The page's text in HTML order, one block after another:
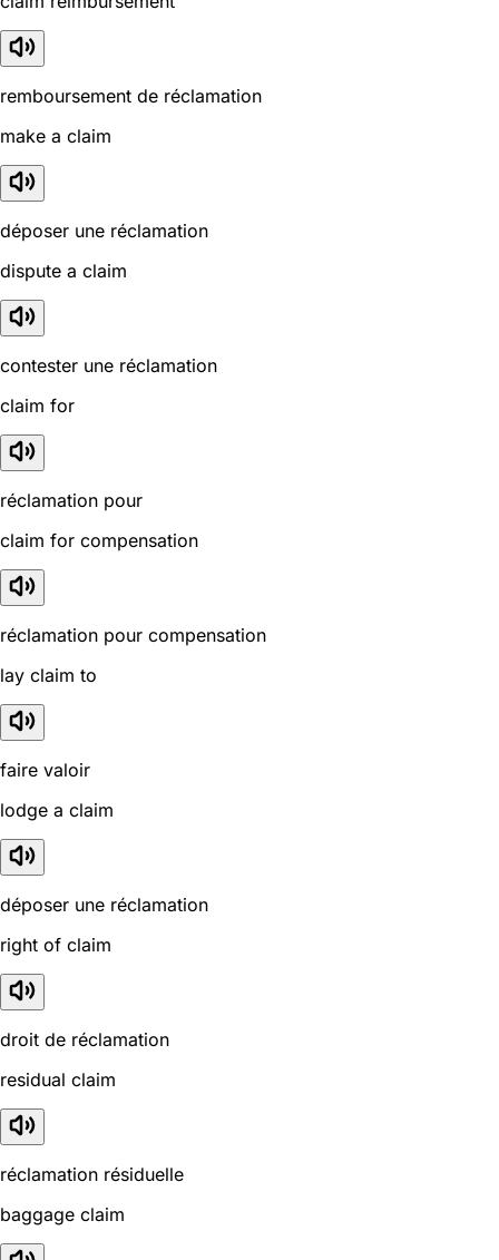
remboursement de réclamation
make a claim
déposer une réclamation
dispute a claim
contester une réclamation
claim for
réclamation pour
claim for compensation
réclamation pour compensation
lay claim to
faire valoir
lodge a claim
déposer une réclamation
right of claim
droit de réclamation
residual claim
réclamation résiduelle
baggage claim